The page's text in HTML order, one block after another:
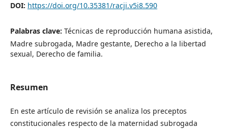
DOI: https://doi.org/10.35381/racji.v5i8.590
Palabras clave: Técnicas de reproducción humana asistida,
Madre subrogada, Madre gestante, Derecho a la libertad
sexual, Derecho de familia.
Resumen
En este artículo de revisión se analiza los preceptos
constitucionales respecto de la maternidad subrogada